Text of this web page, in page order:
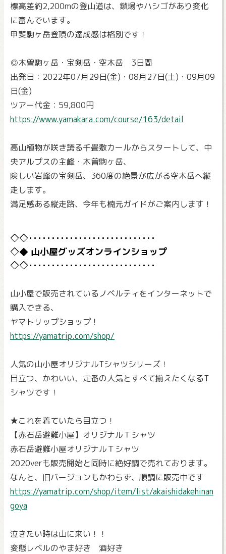
標高差約2,200mの登山道は、鎖場やハシゴがあり変化
に富んでいます。
甲斐駒ヶ岳登頂の達成感は格別です！
◎木曽駒ヶ岳・宝剣岳・空木岳 3日間
出発日：2022年07月29日(金)・08月27日(土)・09月09
日(金)
ツアー代金：59,800円
https://www.yamakara.com/course/163/detail
高山植物が咲き誇る千畳敷カールからスタートして、中
央アルプスの主峰・木曽駒ヶ岳、
険しい岩峰の宝剣岳、360度の絶景が広がる空木岳へ縦
走します。
満足感ある縦走路、今年も楠元ガイドがご案内します！
山小屋グッズオンラインショップ
山小屋で販売されているノベルティをインターネットで
購入できる、
ヤマトリップショップ！
https://yamatrip.com/shop/
人気の山小屋オリジナルTシャツシリーズ！
目立つ、かわいい、定番の人気とすべて揃えたくなるT
シャツです！
★これを着ていたら目立つ！
【赤石岳避難小屋】オリジナルＴシャツ
赤石岳避難小屋オリジナルＴシャツ
2020verも販売開始と同時に絶好調で売れております。
なんと、旧バージョンもかわらず、順調に販売中です
https://yamatrip.com/shop/item/list/akaishidakehinan
goya
泣きたい時は山に来い！！
変態レベルのやま好き 酒好き